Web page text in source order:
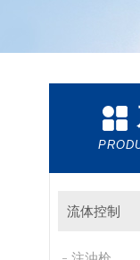
流体控制